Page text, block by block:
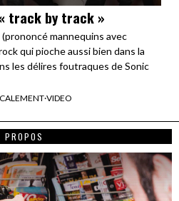
« track by track »
mannequins avec
qui pioche aussi bien dans la
les délires foutraques de Sonic
·VIDEO
PROPOS